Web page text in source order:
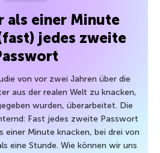
als einer Minute
jedes zweite
von vor zwei Jahren über die
aus der realen Welt zu knacken,
wurden, überarbeitet. Die
Fast jedes zweite Passwort
einer Minute knacken, bei drei von
eine Stunde. Wie können wir uns